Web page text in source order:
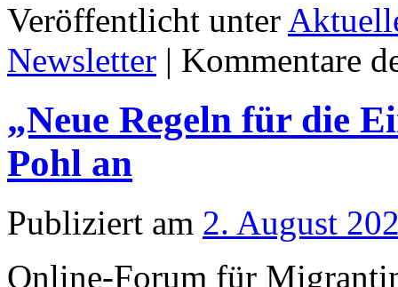
Veröffentlicht unter
Newsletter | Kommentare
„Neue Regeln für die
Pohl an
Publiziert am 2. August
Online-Forum für